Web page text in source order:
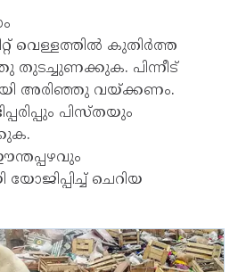
വെള്ളത്തിൽ കുതിർത്ത
തുടച്ചുണക്കുക. പിന്നീട്
അരിഞ്ഞു വയ്ക്കണം.
പിസ്തയും
ചെറിയ